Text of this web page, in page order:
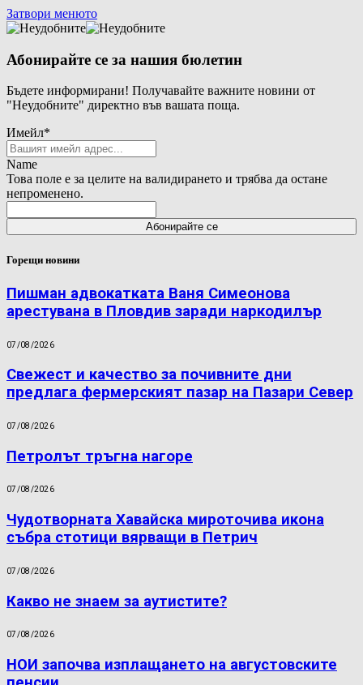
Затвори менюто
Абонирайте се за нашия бюлетин
Бъдете информирани! Получавайте важните новини от
"Неудобните" директно във вашата поща.
Имейл*
Name
Това поле е за целите на валидирането и трябва да остане
непроменено.
Горещи новини
Пишман адвокатката Ваня Симеонова
арестувана в Пловдив заради наркодилър
07/08/2026
Свежест и качество за почивните дни
предлага фермерският пазар на Пазари Север
07/08/2026
Петролът тръгна нагоре
07/08/2026
Чудотворната Хавайска мироточива икона
събра стотици вярващи в Петрич
07/08/2026
Какво не знаем за аутистите?
07/08/2026
НОИ започва изплащането на августовските